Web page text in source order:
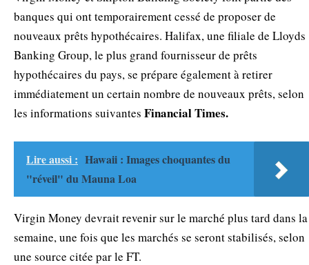
banques qui ont temporairement cessé de proposer de
nouveaux prêts hypothécaires. Halifax, une filiale de Lloyds
Banking Group, le plus grand fournisseur de prêts
hypothécaires du pays, se prépare également à retirer
immédiatement un certain nombre de nouveaux prêts, selon
les informations suivantes Financial Times.
Lire aussi : Hawaii : Images choquantes du
"réveil" du Mauna Loa
Virgin Money devrait revenir sur le marché plus tard dans la
semaine, une fois que les marchés se seront stabilisés, selon
une source citée par le FT.